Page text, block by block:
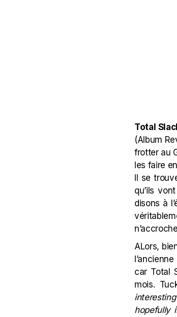
Total
(Album
frotter au
les faire
Il se
qu’ils
disons à
ALors,
car Total
mois.
hopefully